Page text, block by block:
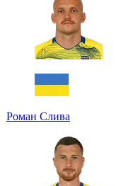
Роман Слива